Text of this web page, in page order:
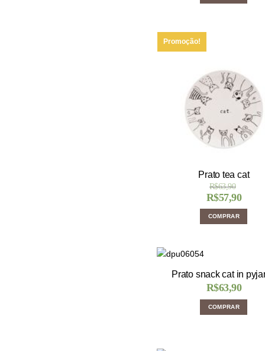
Promoção!
Prato tea cat
R$63,90
R$57,90
COMPRAR
Prato snack cat in
R$63,90
COMPRAR